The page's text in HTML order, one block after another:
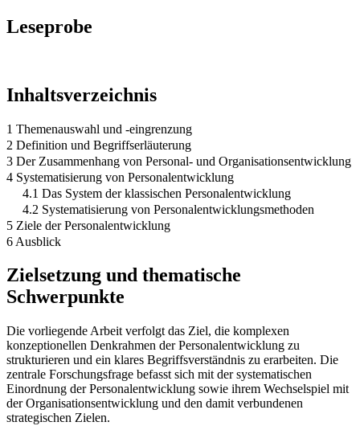
Leseprobe
Inhaltsverzeichnis
1 Themenauswahl und -eingrenzung
2 Definition und Begriffserläuterung
3 Der Zusammenhang von Personal- und Organisationsentwicklung
4 Systematisierung von Personalentwicklung
4.1 Das System der klassischen Personalentwicklung
4.2 Systematisierung von Personalentwicklungsmethoden
5 Ziele der Personalentwicklung
6 Ausblick
Zielsetzung und thematische
Schwerpunkte
Die vorliegende Arbeit verfolgt das Ziel, die komplexen
konzeptionellen Denkrahmen der Personalentwicklung zu
strukturieren und ein klares Begriffsverständnis zu erarbeiten. Die
zentrale Forschungsfrage befasst sich mit der systematischen
Einordnung der Personalentwicklung sowie ihrem Wechselspiel mit
der Organisationsentwicklung und den damit verbundenen
strategischen Zielen.